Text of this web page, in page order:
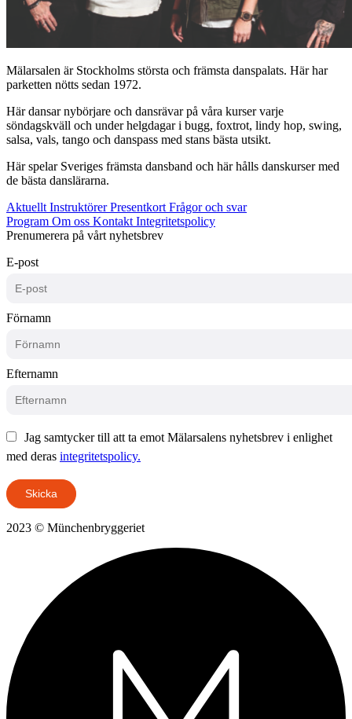
Mälarsalen är Stockholms största och främsta danspalats. Här har
parketten nötts sedan 1972.
Här dansar nybörjare och dansrävar på våra kurser varje
söndagskväll och under helgdagar i bugg, foxtrot, lindy hop, swing,
salsa, vals, tango och danspass med stans bästa utsikt.
Här spelar Sveriges främsta dansband och här hålls danskurser med
de bästa danslärarna.
Aktuellt InstruktörerPresentkort Frågor och svar
Program Om oss Kontakt Integritetspolicy
Prenumerera på vårt nyhetsbrev
E-post
Förnamn
Efternamn
Jag samtycker till att ta emot Mälarsalens nyhetsbrev i enlighet
med deras integritetspolicy.
Skicka
2023 © Münchenbryggeriet